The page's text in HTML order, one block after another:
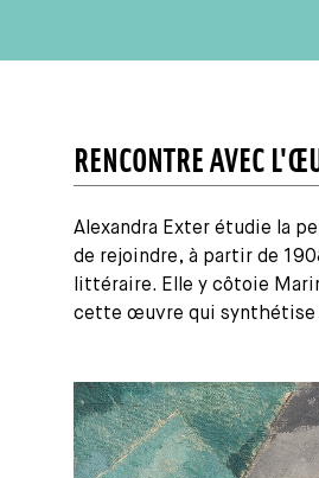
RENCONTRE AVEC
Alexandra Exter étudie la
de rejoindre, à partir de
littéraire. Elle y côtoie
cette œuvre qui synthétise
Média